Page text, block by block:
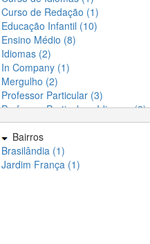
▶ Eventos (22)
▶ Festas (25)
▶ Fotos e Vídeos (3)
▶ Gráficas (3)
▶ Indústrias (5)
▶ Informática (5)
▶ Jardinagem (3)
▶ Lavanderias (2)
▶ Lazer e Entretenimento (4)
▶ Limpeza (10)
▶ Móveis (5)
▶ Paisagismo (2)
Curso de Redação (1)
Educação Infantil (10)
Ensino Médio (8)
Idiomas (2)
In Company (1)
Mergulho (2)
Professor Particular (3)
Professor Particular - Idiomas (2)
Profissionalizantes (1)
Bairros
Brasilândia (1)
Jardim França (1)